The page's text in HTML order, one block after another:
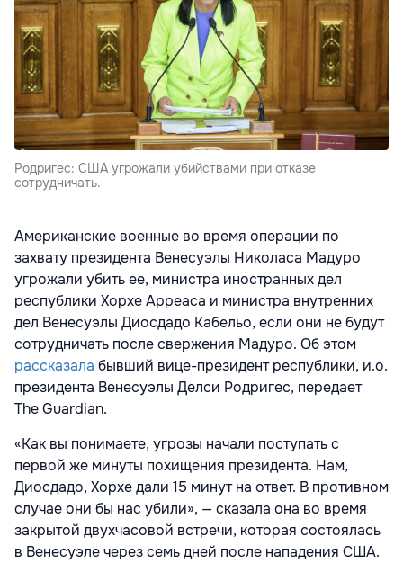
Родригес: США угрожали убийствами при отказе
сотрудничать.
Американские военные во время операции по
захвату президента Венесуэлы Николаса Мадуро
угрожали убить ее, министра иностранных дел
республики Хорхе Арреаса и министра внутренних
дел Венесуэлы Диосдадо Кабельо, если они не будут
сотрудничать после свержения Мадуро. Об этом
рассказала бывший вице-президент республики, и.о.
президента Венесуэлы Делси Родригес, передает
The Guardian.
«Как вы понимаете, угрозы начали поступать с
первой же минуты похищения президента. Нам,
Диосдадо, Хорхе дали 15 минут на ответ. В противном
случае они бы нас убили», — сказала она во время
закрытой двухчасовой встречи, которая состоялась
в Венесуэле через семь дней после нападения США.